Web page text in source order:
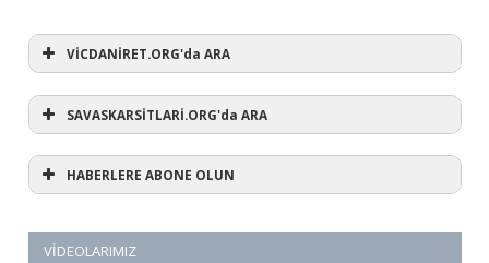
VİCDANİRET.ORG'da ARA
SAVASKARSİTLARİ.ORG'da ARA
HABERLERE ABONE OLUN
VIDEOLARIMIZ